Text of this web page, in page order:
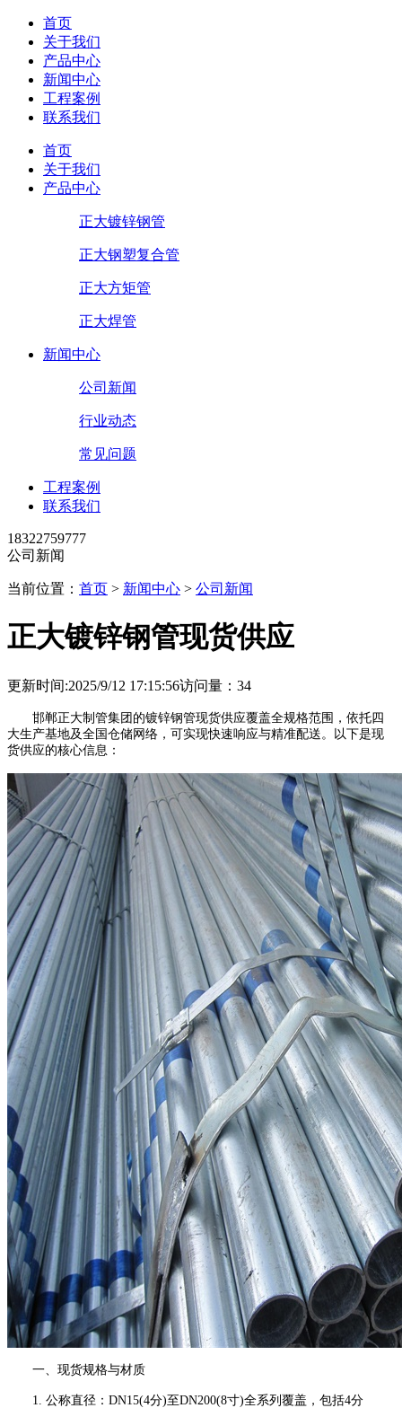
首页
关于我们
产品中心
新闻中心
工程案例
联系我们
首页
关于我们
产品中心
正大镀锌钢管
正大钢塑复合管
正大方矩管
正大焊管
新闻中心
公司新闻
行业动态
常见问题
工程案例
联系我们
18322759777
公司新闻
当前位置： 首页 > 新闻中心 > 公司新闻
正大镀锌钢管现货供应
更新时间:2025/9/12 17:15:56访问量： 34
邯郸正大制管集团的镀锌钢管现货供应覆盖全规格范围，依托四
大生产基地及全国仓储网络，可实现快速响应与精准配送。以下是现
货供应的核心信息：
一、现货规格与材质
1. 公称直径：DN15(4分)至DN200(8寸)全系列覆盖，包括4分